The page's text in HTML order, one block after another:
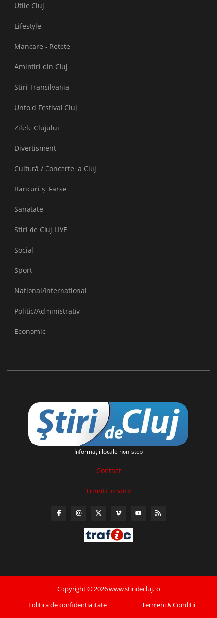
Utile Cluj
Lifestyle
Mancare - Retete
Amintiri din Cluj
Stiri Transilvania
Untold Festival Cluj
Zilele Clujului
Divertisment
Cultură / Concerte la Cluj
Bancuri și Farse
Sanatate
Stiri de Cluj LIVE
Social
Sport
National/International
Politic/Administrativ
Economic
Informaţii locale non-stop
Contact
Trimite o stire
Copyright © 2026 www.stiridecluj.ro
Politica de confidentialitate
Termeni & Conditii